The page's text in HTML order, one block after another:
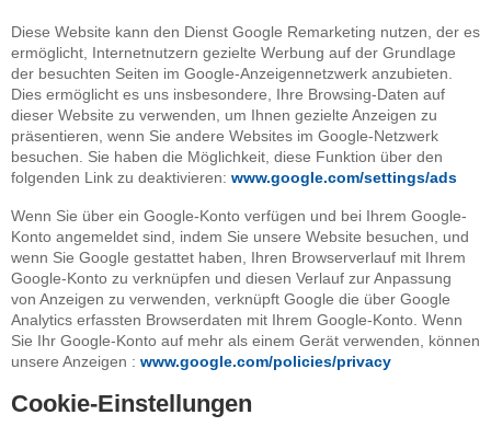
Diese Website kann den Dienst Google Remarketing nutzen, der es
ermöglicht, Internetnutzern gezielte Werbung auf der Grundlage
der besuchten Seiten im Google-Anzeigennetzwerk anzubieten.
Dies ermöglicht es uns insbesondere, Ihre Browsing-Daten auf
dieser Website zu verwenden, um Ihnen gezielte Anzeigen zu
präsentieren, wenn Sie andere Websites im Google-Netzwerk
besuchen. Sie haben die Möglichkeit, diese Funktion über den
folgenden Link zu deaktivieren: www.google.com/settings/ads
Wenn Sie über ein Google-Konto verfügen und bei Ihrem Google-
Konto angemeldet sind, indem Sie unsere Website besuchen, und
wenn Sie Google gestattet haben, Ihren Browserverlauf mit Ihrem
Google-Konto zu verknüpfen und diesen Verlauf zur Anpassung
von Anzeigen zu verwenden, verknüpft Google die über Google
Analytics erfassten Browserdaten mit Ihrem Google-Konto. Wenn
Sie Ihr Google-Konto auf mehr als einem Gerät verwenden, können
unsere Anzeigen : www.google.com/policies/privacy
Cookie-Einstellungen